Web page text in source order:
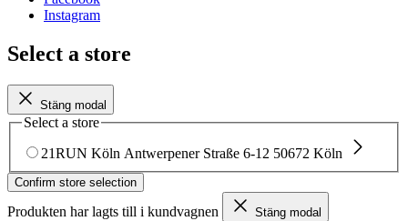
Instagram
Select a store
Stäng modal
Select a store
21RUN Köln Antwerpener Straße 6-12 50672 Köln
Confirm store selection
Produkten har lagts till i kundvagnen Stäng modal